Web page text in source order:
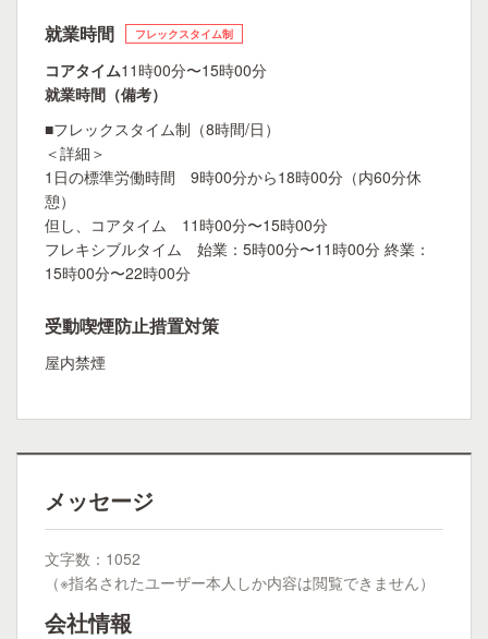
就業時間 フレックスタイム制
コアタイム11時00分〜15時00分
就業時間（備考）
■フレックスタイム制（8時間/日）
＜詳細＞
1日の標準労働時間 9時00分から18時00分（内60分休
憩）
但し、コアタイム 11時00分〜15時00分
フレキシブルタイム 始業：5時00分〜11時00分 終業：
15時00分〜22時00分
受動喫煙防止措置対策
屋内禁煙
メッセージ
文字数：1052
（※指名されたユーザー本人しか内容は閲覧できません）
会社情報